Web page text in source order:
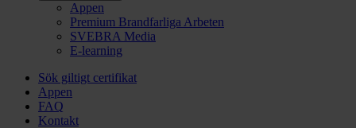
Appen
Premium Brandfarliga Arbeten
SVEBRA Media
E-learning
Sök giltigt certifikat
Appen
FAQ
Kontakt